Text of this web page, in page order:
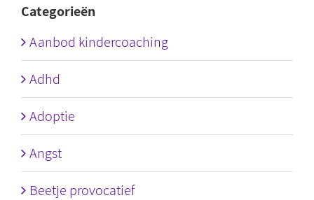
Categorieën
Aanbod kindercoaching
Adhd
Adoptie
Angst
Beetje provocatief